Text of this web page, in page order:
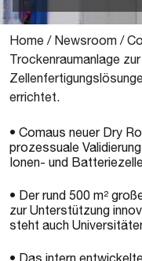
Home / Newsroom /
Trockenraumanlage
errichtet.
• Comaus neuer Dry
prozessuale
Ionen- und
• Der rund 500 m²
zur Unterstützung
steht auch
• Das intern